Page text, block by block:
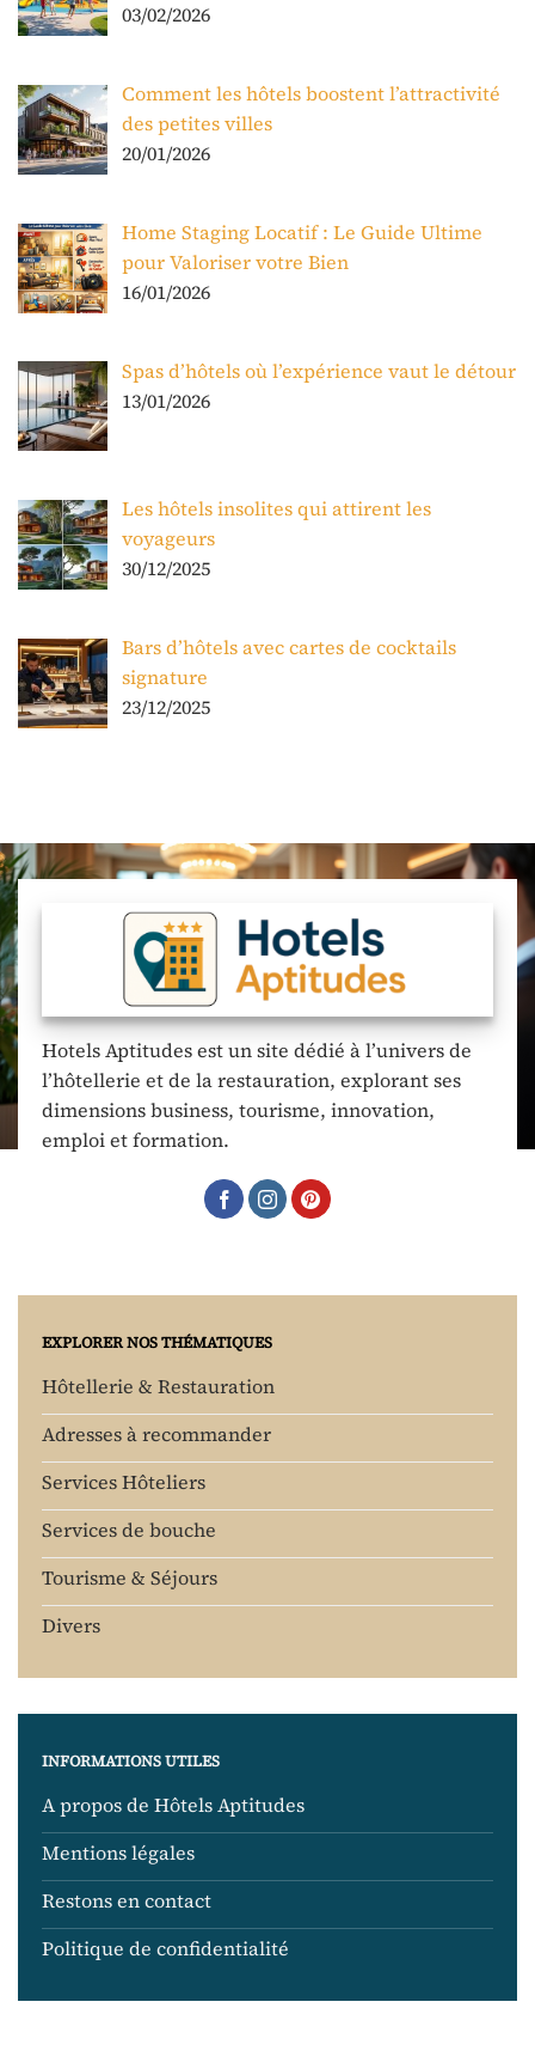
03/02/2026
Comment les hôtels boostent l’attractivité
des petites villes
20/01/2026
Home Staging Locatif : Le Guide Ultime
pour Valoriser votre Bien
16/01/2026
Spas d’hôtels où l’expérience vaut le détour
13/01/2026
Les hôtels insolites qui attirent les
voyageurs
30/12/2025
Bars d’hôtels avec cartes de cocktails
signature
23/12/2025
Hotels Aptitudes est un site dédié à l’univers de
l’hôtellerie et de la restauration, explorant ses
dimensions business, tourisme, innovation,
emploi et formation.
EXPLORER NOS THÉMATIQUES
Hôtellerie & Restauration
Adresses à recommander
Services Hôteliers
Services de bouche
Tourisme & Séjours
Divers
INFORMATIONS UTILES
A propos de Hôtels Aptitudes
Mentions légales
Restons en contact
Politique de confidentialité